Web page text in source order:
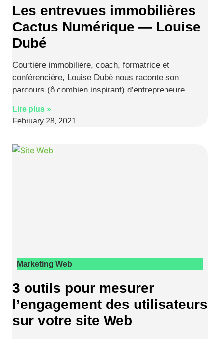
Les entrevues immobilières
Cactus Numérique — Louise
Dubé
Courtière immobilière, coach, formatrice et
conférencière, Louise Dubé nous raconte son
parcours (ô combien inspirant) d’entrepreneure.
Lire plus »
February 28, 2021
Marketing Web
3 outils pour mesurer
l’engagement des utilisateurs
sur votre site Web